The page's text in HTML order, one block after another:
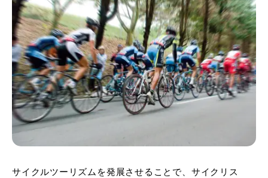
サイクルツーリズムを発展させることで、サイクリス